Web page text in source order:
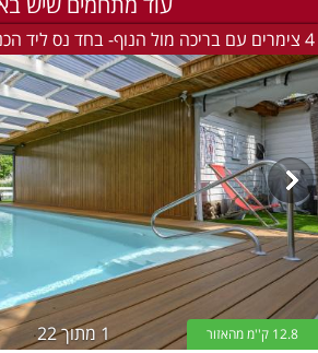
4 צימרים עם בריכה מול הנוף- בחד נס ליד הכנרת
1 מתוך 22 12.8 ק''מ מהאזור